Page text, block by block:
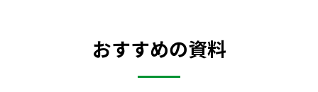
おすすめの資料